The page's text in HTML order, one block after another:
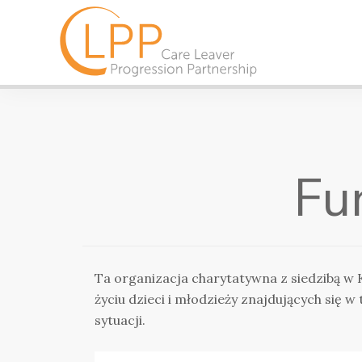
Ta organizacja charytatywna z siedzibą w
życiu dzieci i młodzieży znajdujących się
sytuacji.